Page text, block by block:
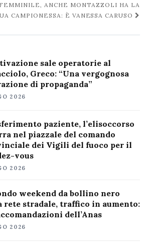
ANCHE MONTAZZOLI HA LA
CAMPIONESSA: È VANESSA CARUSO
sale operatorie al
Greco: “Una vergognosa
di propaganda”
2026
paziente, l’elisoccorso
nel piazzale del comando
dei Vigili del fuoco per il
vous
2026
weekend da bollino nero
rete stradale, traffico in aumento:
dell’Anas
2026